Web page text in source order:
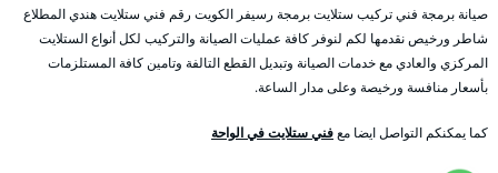
صيانة برمجة فني تركيب ستلايت برمجة رسيفر الكويت رقم فني ستلايت هندي المطلاع
شاطر ورخيص نقدمها لكم لنوفر كافة عمليات الصيانة والتركيب لكل أنواع الستلايت
المركزي والعادي مع خدمات الصيانة وتبديل القطع التالفة وتامين كافة المستلزمات
بأسعار منافسة ورخيصة وعلى مدار الساعة.
كما يمكنكم التواصل ايضا معفني ستلايت في الواحة